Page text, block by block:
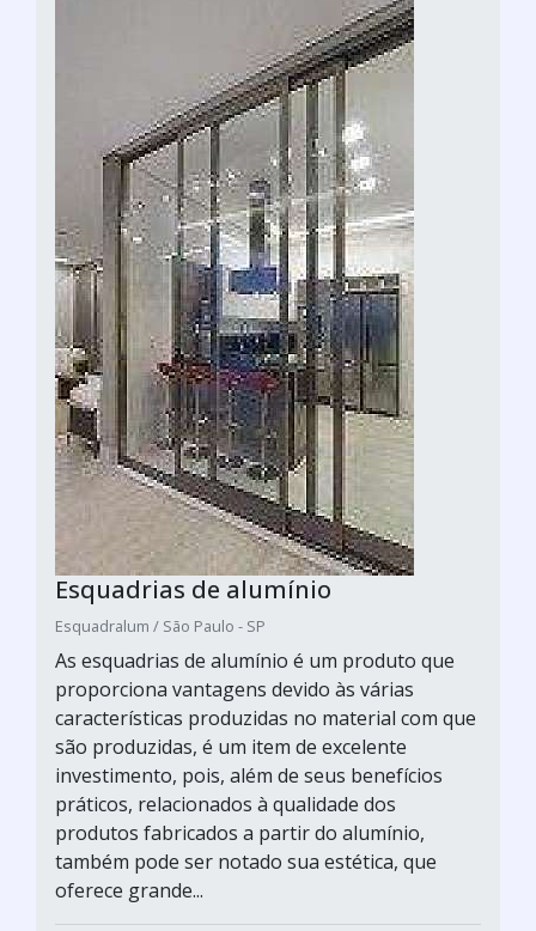
Esquadrias de alumínio
Esquadralum / São Paulo - SP
As esquadrias de alumínio é um produto que
proporciona vantagens devido às várias
características produzidas no material com que
são produzidas, é um item de excelente
investimento, pois, além de seus benefícios
práticos, relacionados à qualidade dos
produtos fabricados a partir do alumínio,
também pode ser notado sua estética, que
oferece grande...